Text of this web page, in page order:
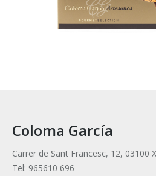
Coloma García
Carrer de Sant Francesc, 12, 03100
Tel: 965610 696